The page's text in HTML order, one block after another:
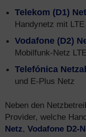
Telekom (D1)
Handynetz mit
Vodafone (D2)
Mobilfunk-Netz
Telefónica
und E-Plus Netz
Neben den
Provider, welche
Netz, Vodafone D2-